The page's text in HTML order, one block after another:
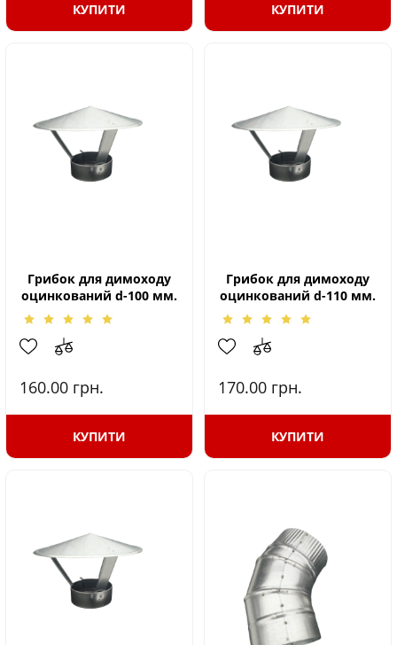
КУПИТИ КУПИТИ
Грибок для димоходу
оцинкований d-100 мм.
160.00 грн.
КУПИТИ
Грибок для димоходу
оцинкований d-110 мм.
170.00 грн.
КУПИТИ